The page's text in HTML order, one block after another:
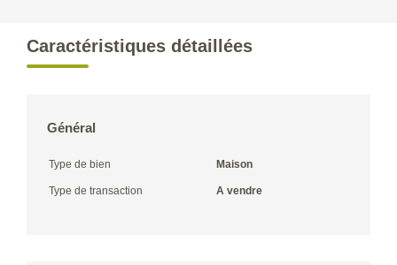
Caractéristiques détaillées
Général
Type de bien Maison
Type de transaction A vendre